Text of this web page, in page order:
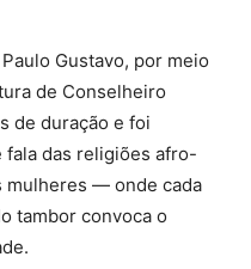
Gustavo, por meio
de Conselheiro
de duração e foi
fala das religiões afro-
mulheres — onde cada
tambor convoca o